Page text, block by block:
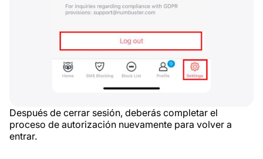
Después de cerrar sesión, deberás completar el
proceso de autorización nuevamente para volver a
entrar.